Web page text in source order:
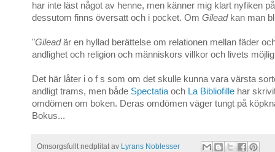
har inte läst något av henne, men känner mig klart nyfiken
dessutom finns översatt och i pocket. Om Gileadkan man
"Gileadär en hyllad berättelse om relationen mellan fäder
andlighet och religion och människors villkor och livets
Det här låter i o f s som om det skulle kunna vara värsta
andligt trams, men både Spectatiaoch La Bibliofille har
omdömen om boken. Deras omdömen väger tungt på
Bokus...
Omsorgsfullt nedplitat av Lyrans Noblesser